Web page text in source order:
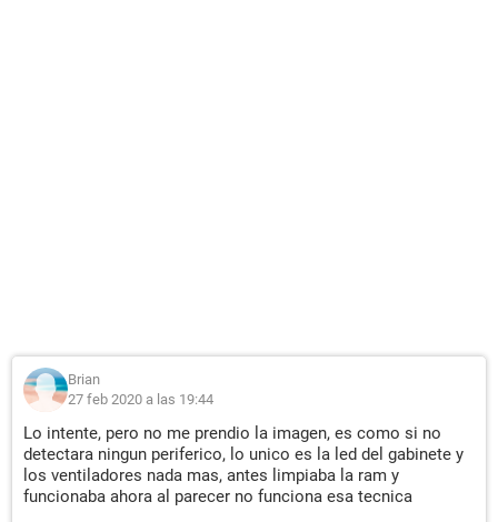
Brian
27 feb 2020 a las 19:44
Lo intente, pero no me prendio la imagen, es como si no
detectara ningun periferico, lo unico es la led del gabinete y
los ventiladores nada mas, antes limpiaba la ram y
funcionaba ahora al parecer no funciona esa tecnica